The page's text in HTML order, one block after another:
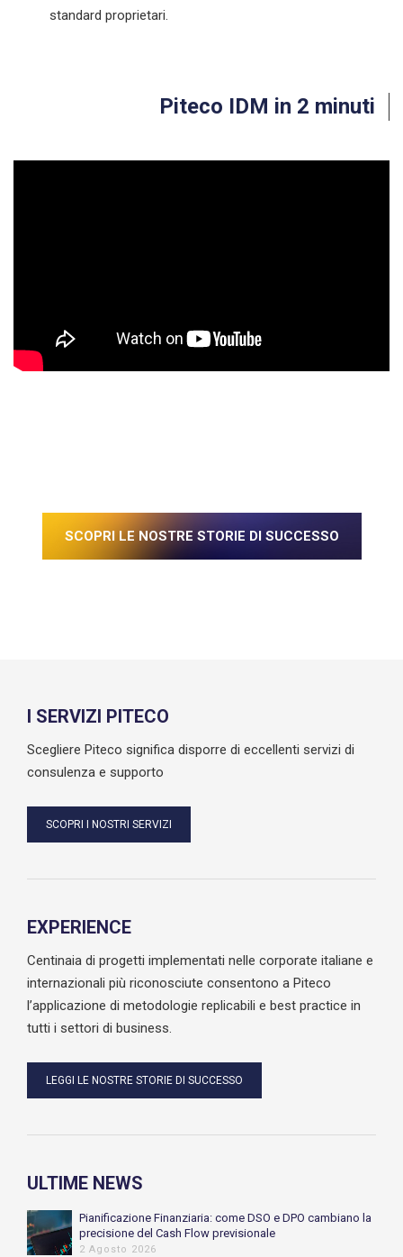
standard proprietari.
Piteco IDM in 2 minuti
SCOPRI LE NOSTRE STORIE DI SUCCESSO
I SERVIZI PITECO
Scegliere Piteco significa disporre di eccellenti servizi di
consulenza e supporto
SCOPRI I NOSTRI SERVIZI
EXPERIENCE
Centinaia di progetti implementati nelle corporate italiane e
internazionali più riconosciute consentono a Piteco
l’applicazione di metodologie replicabili e best practice in
tutti i settori di business.
LEGGI LE NOSTRE STORIE DI SUCCESSO
ULTIME NEWS
Pianificazione Finanziaria: come DSO e DPO cambiano la
precisione del Cash Flow previsionale
2 Agosto 2026